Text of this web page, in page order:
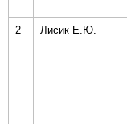
2 Лисик Е.Ю.